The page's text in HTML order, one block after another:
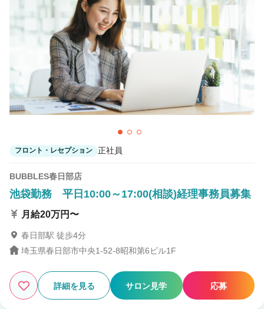
フロント・レセプション 正社員
BUBBLES春日部店
池袋勤務 平日10:00～17:00(相談)経理事務員募集
月給20万円〜
春日部駅 徒歩4分
埼玉県春日部市中央1-52-8昭和第6ビル1F
詳細を見る サロン見学 応募